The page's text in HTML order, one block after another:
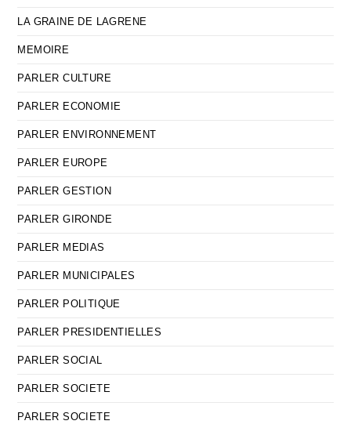
LA GRAINE DE LAGRENE
MEMOIRE
PARLER CULTURE
PARLER ECONOMIE
PARLER ENVIRONNEMENT
PARLER EUROPE
PARLER GESTION
PARLER GIRONDE
PARLER MEDIAS
PARLER MUNICIPALES
PARLER POLITIQUE
PARLER PRESIDENTIELLES
PARLER SOCIAL
PARLER SOCIETE
PARLER SOCIETE